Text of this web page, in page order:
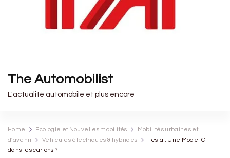
The Automobilist
L'actualité automobile et plus encore
Home Ecologie et Nouvelles mobilités
Mobilités urbaines et
d'avenir
Véhicules électriques & hybrides
Tesla : Une Model C
dans les cartons ?